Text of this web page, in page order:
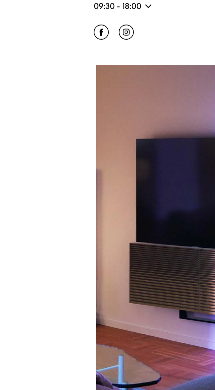
09:30 - 18:00
Click to open Facebook
Link Opens in New Tab
Click to open Instagram
Link Opens in New Tab